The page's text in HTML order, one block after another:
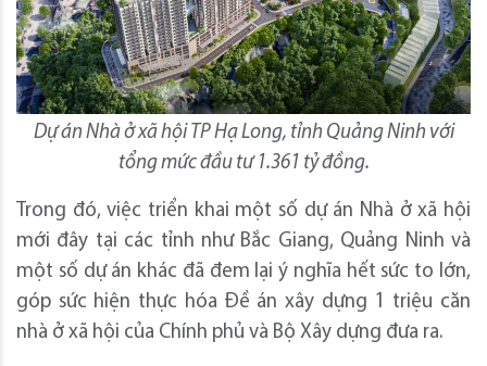
Dự án Nhà ở xã hội TP Hạ Long, tỉnh Quảng Ninh với
tổng mức đầu tư 1.361 tỷ đồng.
Trong đó, việc triển khai một số dự án Nhà ở xã hội
mới đây tại các tỉnh như Bắc Giang, Quảng Ninh và
một số dự án khác đã đem lại ý nghĩa hết sức to lớn,
góp sức hiện thực hóa Đề án xây dựng 1 triệu căn
nhà ở xã hội của Chính phủ và Bộ Xây dựng đưa ra.